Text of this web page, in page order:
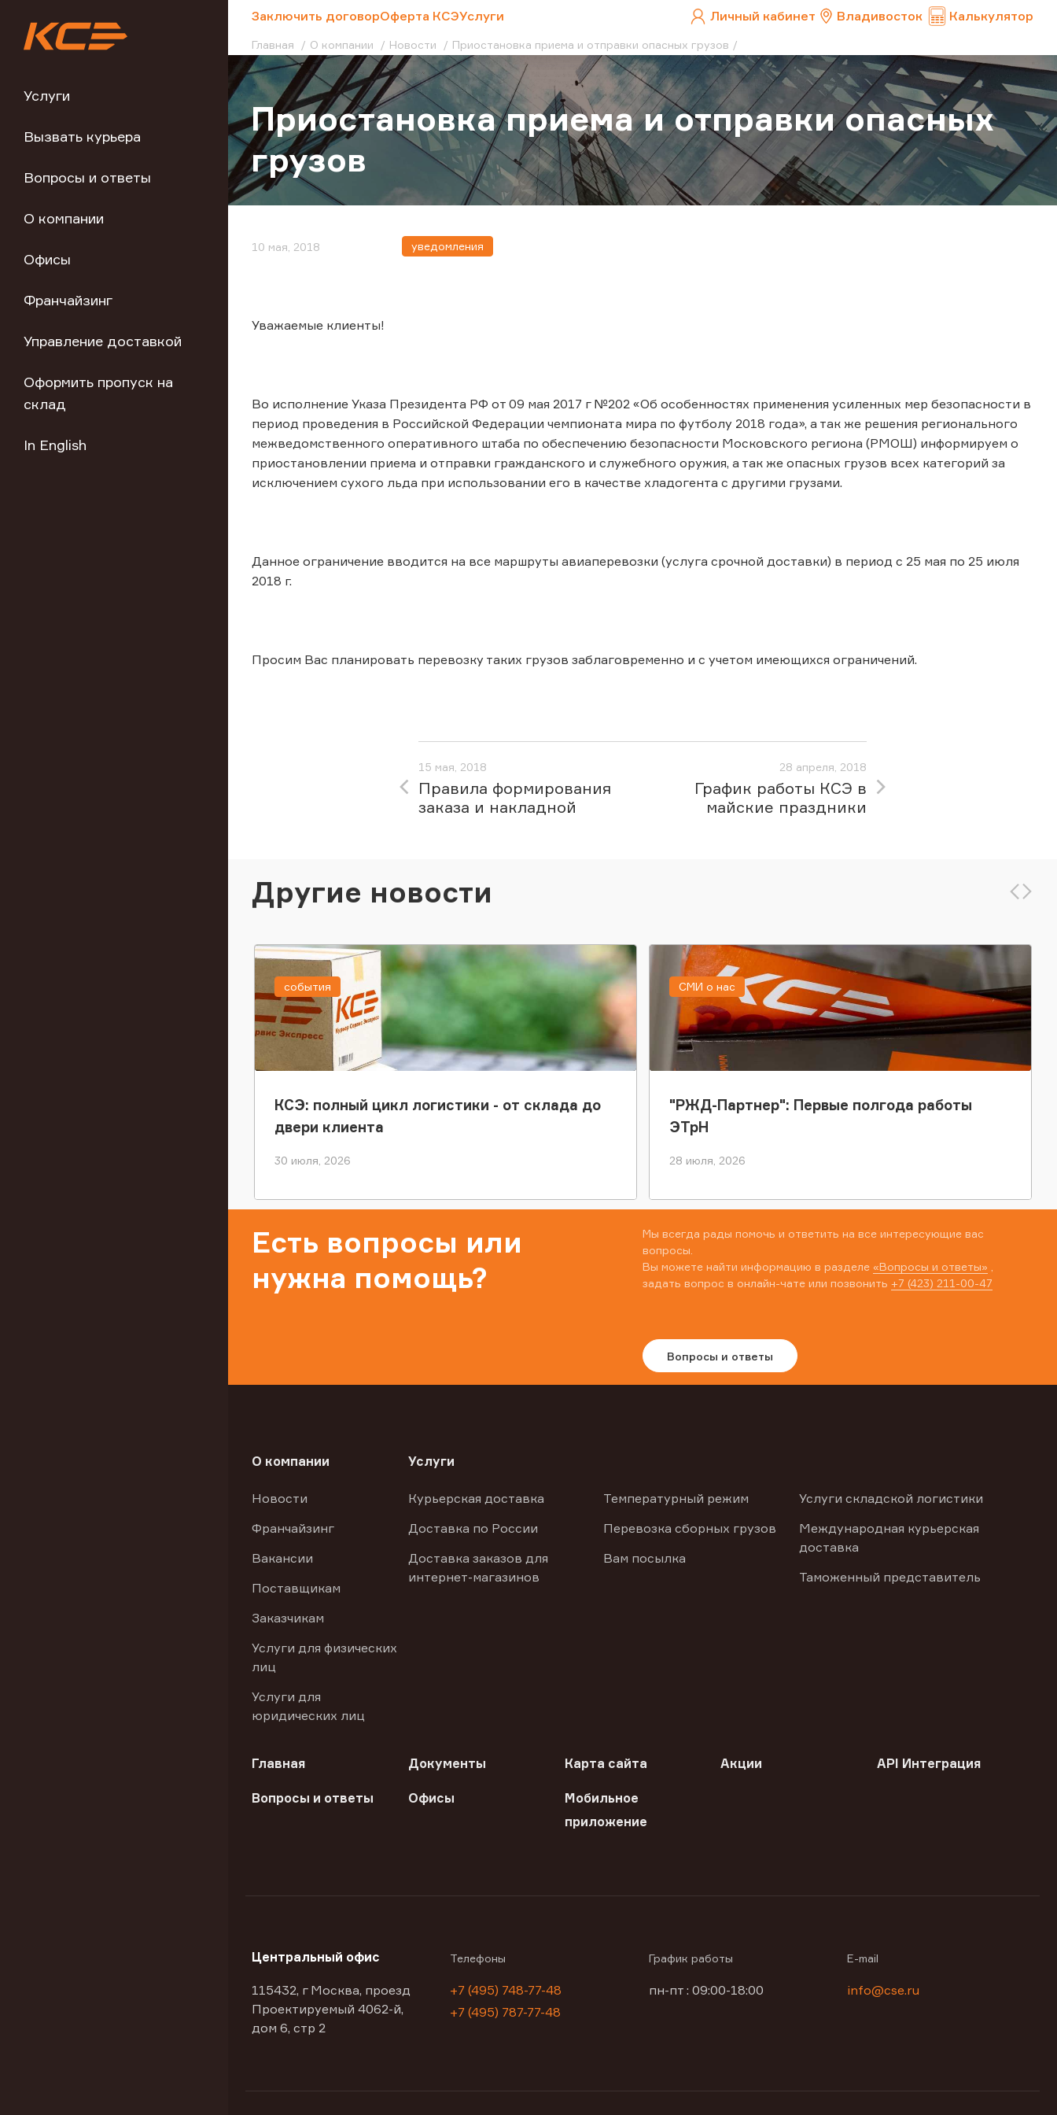
Услуги
Вызвать курьера
Вопросы и ответы
О компании
Офисы
Франчайзинг
Управление доставкой
Оформить пропуск на
склад
In English
Заключить договорОферта КСЭУслуги Личный кабинет Владивосток Калькулятор
Главная О компании Новости Приостановка приема и отправки опасных грузов
Приостановка приема и отправки опасных
грузов
10 мая, 2018 уведомления
Уважаемые клиенты!
Во исполнение Указа Президента РФ от 09 мая 2017 г №202 «Об особенностях применения усиленных мер безопасности в
период проведения в Российской Федерации чемпионата мира по футболу 2018 года», а так же решения регионального
межведомственного оперативного штаба по обеспечению безопасности Московского региона (РМОШ) информируем о
приостановлении приема и отправки гражданского и служебного оружия, а так же опасных грузов всех категорий за
исключением сухого льда при использовании его в качестве хладогента с другими грузами.
Данное ограничение вводится на все маршруты авиаперевозки (услуга срочной доставки) в период с 25 мая по 25 июля
2018 г.
Просим Вас планировать перевозку таких грузов заблаговременно и с учетом имеющихся ограничений.
15 мая, 2018
Правила формирования
заказа и накладной
28 апреля, 2018
График работы КСЭ в
майские праздники
Другие новости
КСЭ: полный цикл логистики - от склада до
двери клиента
30 июля, 2026
события
"РЖД-Партнер": Первые полгода работы
ЭТрН
28 июля, 2026
СМИ о нас
Есть вопросы или
нужна помощь?
Мы всегда рады помочь и ответить на все интересующие вас
вопросы.
Вы можете найти информацию в разделе «Вопросы и ответы»
задать вопрос в онлайн-чате или позвонить +7 (423) 211-00-47
Вопросы и ответы
О компании
Новости
Франчайзинг
Вакансии
Поставщикам
Заказчикам
Услуги для физических
лиц
Услуги для
юридических лиц
Услуги
Курьерская доставка
Доставка по России
Доставка заказов для
интернет-магазинов
Температурный режим
Перевозка сборных грузов
Вам посылка
Услуги складской логистики
Международная курьерская
доставка
Таможенный представитель
Главная Документы Карта сайта Акции API Интеграция
Вопросы и ответы Офисы
Мобильное
приложение
Центральный офис
115432, г Москва, проезд
Проектируемый 4062-й,
дом 6, стр 2
Телефоны
+7 (495) 748-77-48
+7 (495) 787-77-48
График работы
пн-пт : 09:00-18:00
E-mail
info@cse.ru